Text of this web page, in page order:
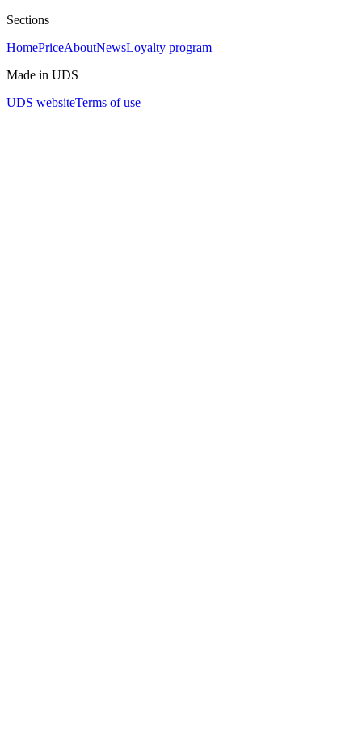
сообщества
Подробности — у администратора.
Sections
HomePriceAboutNewsLoyalty program
Made in UDS
UDS websiteTerms of use